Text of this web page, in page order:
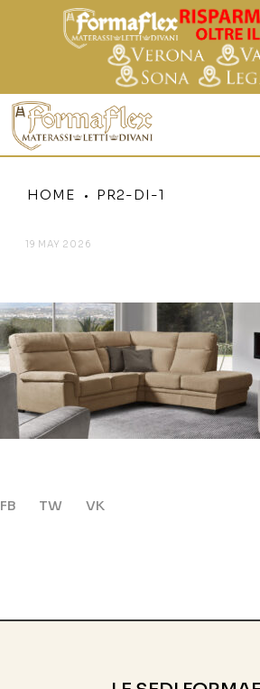
HOME PR2-DI-1
19 MAY 2026
FB TW VK